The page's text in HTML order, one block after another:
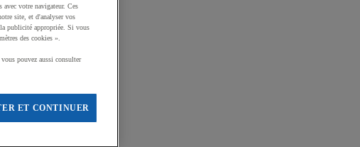
votre navigateur. Ces
site, et d'analyser vos
la publicité appropriée. Si vous
des cookies ».
pouvez aussi consulter
ET CONTINUER